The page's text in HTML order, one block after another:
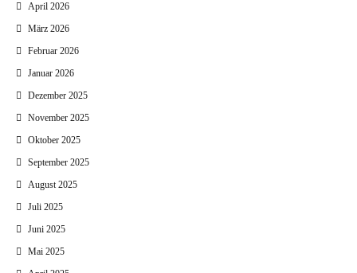
April 2026
März 2026
Februar 2026
Januar 2026
Dezember 2025
November 2025
Oktober 2025
September 2025
August 2025
Juli 2025
Juni 2025
Mai 2025